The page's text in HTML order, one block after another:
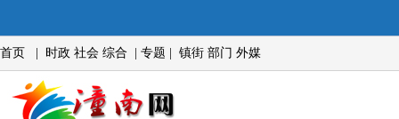
首页 时政 社会 综合 专题 镇街 部门 外媒